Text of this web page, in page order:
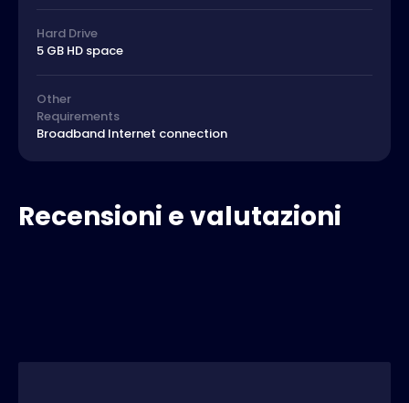
Hard Drive
5 GB HD space
Other
Requirements
Broadband Internet connection
Recensioni e valutazioni